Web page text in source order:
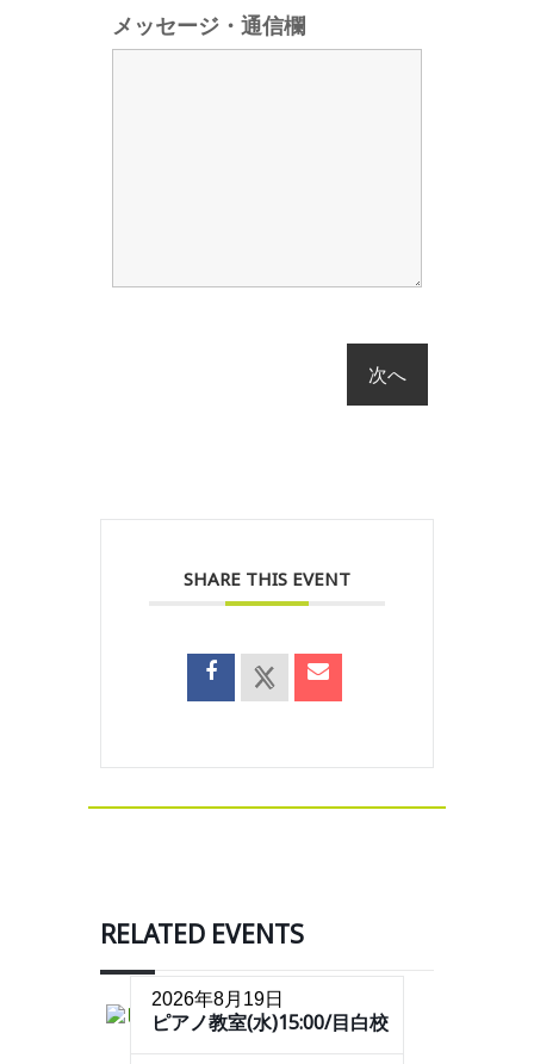
メッセージ・通信欄
SHARE THIS EVENT
RELATED EVENTS
2026年8月19日
ピアノ教室(水)15:00/目白校